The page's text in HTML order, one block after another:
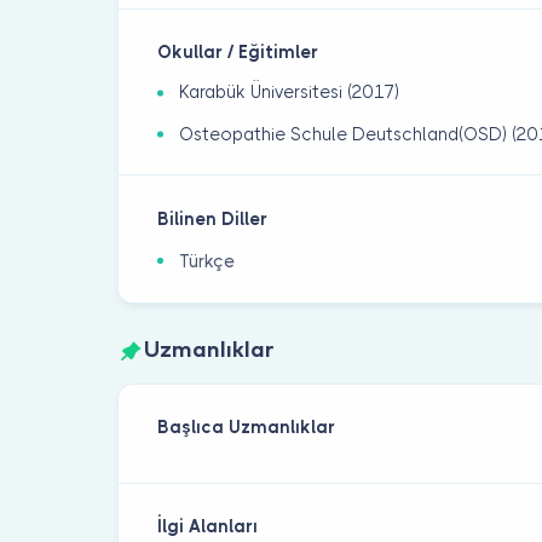
Okullar / Eğitimler
Karabük Üniversitesi (2017)
Osteopathie Schule Deutschland(OSD)
Bilinen Diller
Türkçe
Uzmanlıklar
Başlıca Uzmanlıklar
İlgi Alanları